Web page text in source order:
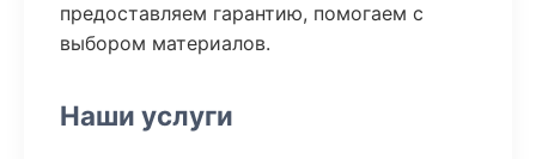
предоставляем гарантию, помогаем с
выбором материалов.
Наши услуги